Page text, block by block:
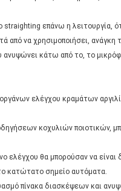
επάνω η λειτουργία,
από να χρησιμοποιήσει,
ανυψώνει κάτω από το, το
ελέγχου κραμάτων
κοχυλιών ποιοτικών,
θα μπορούσαν να είναι
κατώτατο σημείο αυτόματα.
πίνακα διασκέψεων και